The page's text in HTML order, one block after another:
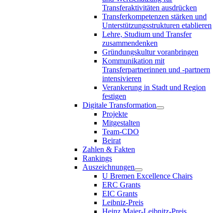
Transferaktivitäten ausdrücken
Transferkompetenzen stärken und
Unterstützungsstrukturen etablieren
Lehre, Studium und Transfer
zusammendenken
Gründungskultur voranbringen
Kommunikation mit
Transferpartnerinnen und -partnern
intensivieren
Verankerung in Stadt und Region
festigen
Digitale Transformation
Projekte
Mitgestalten
Team-CDO
Beirat
Zahlen & Fakten
Rankings
Auszeichnungen
U Bremen Excellence Chairs
ERC Grants
EIC Grants
Leibniz-Preis
Heinz Maier-Leibnitz-Preis